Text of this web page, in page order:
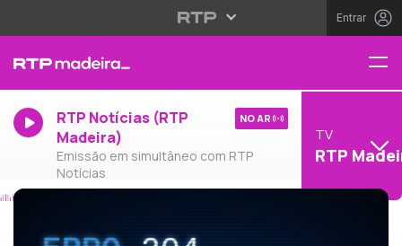
Entrar
RTP Notícias (RTP
Madeira)
Emissão em simultâneo com RTP
Notícias
NO AR
TV
RTP